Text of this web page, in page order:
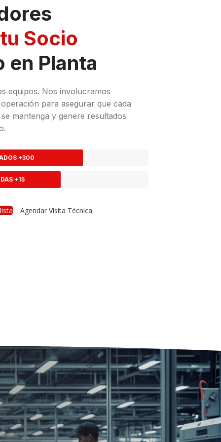
Socio
en Planta
equipos. Nos involucramos
para asegurar que cada
mantenga y genere resultados
+300
+15
Agendar Visita Técnica